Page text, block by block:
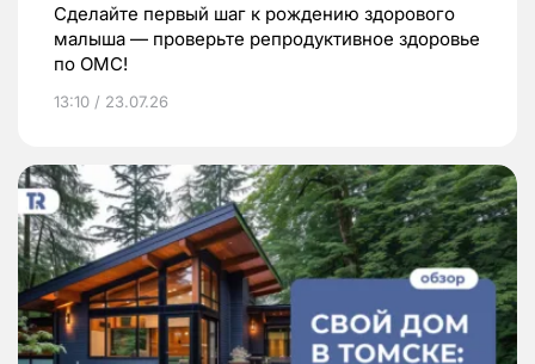
Сделайте первый шаг к рождению здорового
малыша — проверьте репродуктивное здоровье
по ОМС!
13:10 / 23.07.26